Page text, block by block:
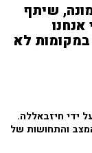
שיתף
לא
ידי חיזבאללה.
והתחושות של